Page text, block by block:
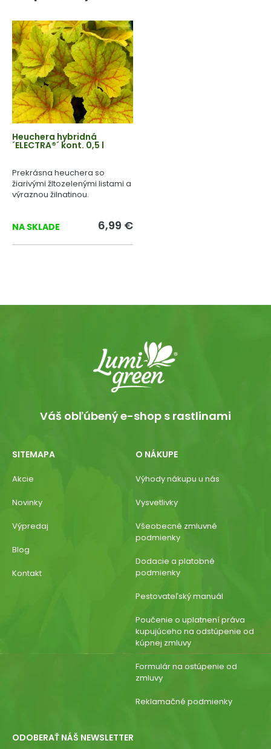
Heuchera hybridná
´ELECTRA®´ kont. 0,5 l
Prekrásna heuchera so
žiarivými žltozelenými listami a
výraznou žilnatinou.
NA SKLADE 6,99 €
Váš obľúbený e-shop s rastlinami
SITEMAPA
Akcie
Novinky
Výpredaj
Blog
Kontakt
O NÁKUPE
Výhody nákupu u nás
Vysvetlivky
Všeobecné zmluvné
podmienky
Dodacie a platobné
podmienky
Pestovateľský manuál
Poučenie o uplatnení práva
kupujúceho na odstúpenie od
kúpnej zmluvy
Formulár na ostúpenie od
zmluvy
Reklamačné podmienky
ODOBERAŤ NÁŠ NEWSLETTER